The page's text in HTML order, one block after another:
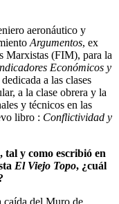
aeronáutico y
Argumentos, ex
Marxistas (FIM), para la
Económicos y
a las clases
a la clase obrera y la
y técnicos en las
libro : Conflictividad y
tal y como escribió en
El Viejo Topo, ¿cuál
caída del Muro de